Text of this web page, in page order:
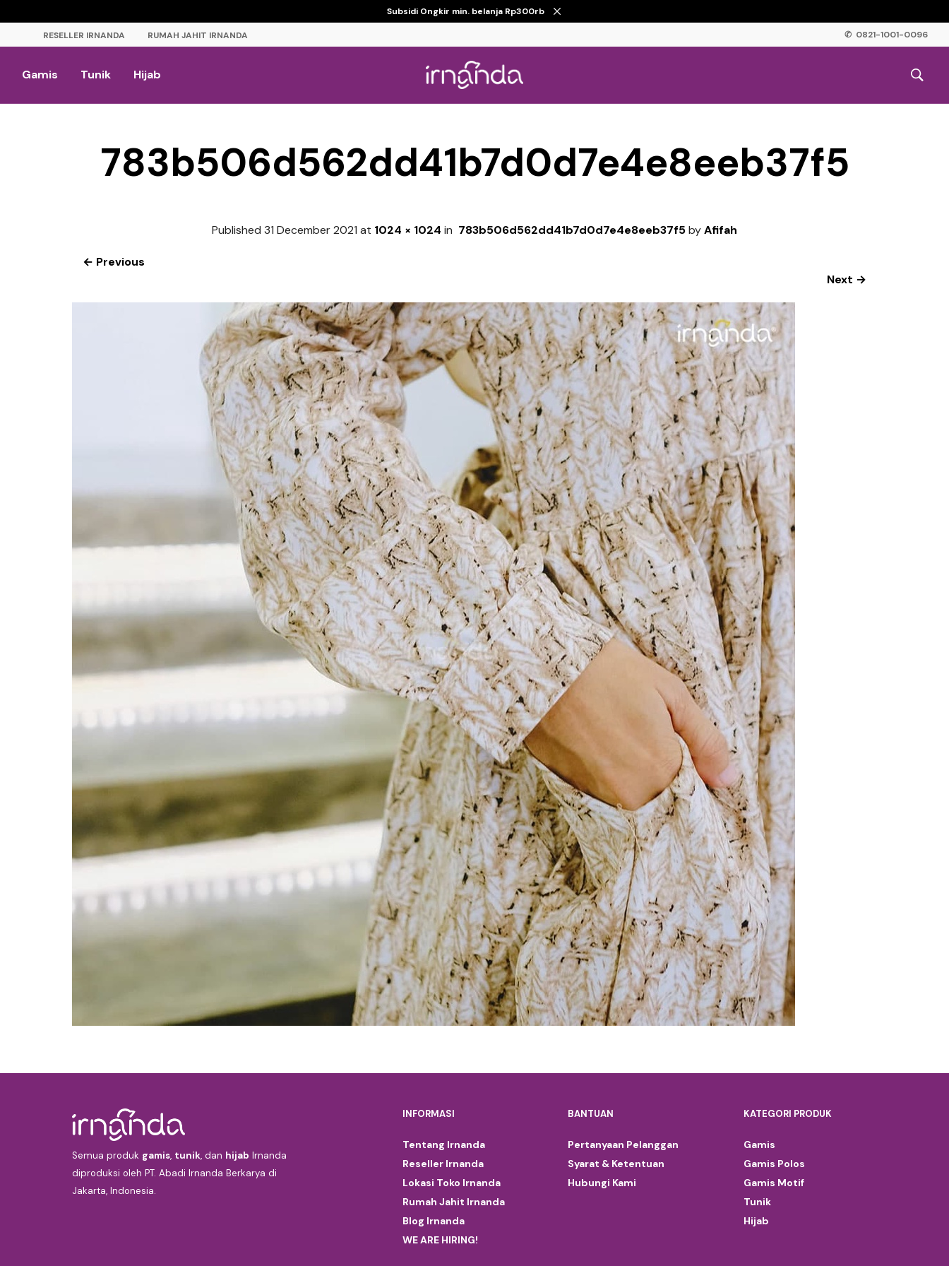
Subsidi Ongkir min. belanja Rp300rb
✆ 0821-1001-0096
RESELLER IRNANDA RUMAH JAHIT IRNANDA
Gamis Tunik Hijab
783b506d562dd41b7d0d7e4e8eeb37f5
Published 31 December 2021 at 1024 × 1024 in 783b506d562dd41b7d0d7e4e8eeb37f5byAfifah
← Previous
Next →
Semua produk gamis, tunik, dan hijab Irnanda
diproduksi oleh PT. Abadi Irnanda Berkarya di
Jakarta, Indonesia.
INFORMASI
Tentang Irnanda
Reseller Irnanda
Lokasi Toko Irnanda
Rumah Jahit Irnanda
Blog Irnanda
WE ARE HIRING!
BANTUAN
Pertanyaan Pelanggan
Syarat & Ketentuan
Hubungi Kami
KATEGORI PRODUK
Gamis
Gamis Polos
Gamis Motif
Tunik
Hijab